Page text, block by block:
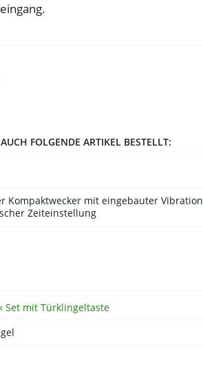
FOLGENDE ARTIKEL BESTELLT:
Kompaktwecker mit eingebauter Vibration
Zeiteinstellung
Set mit Türklingeltaste